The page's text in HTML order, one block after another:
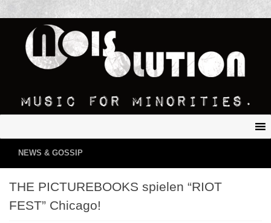
NEWS & GOSSIP
THE PICTUREBOOKS spielen “RIOT
FEST” Chicago!